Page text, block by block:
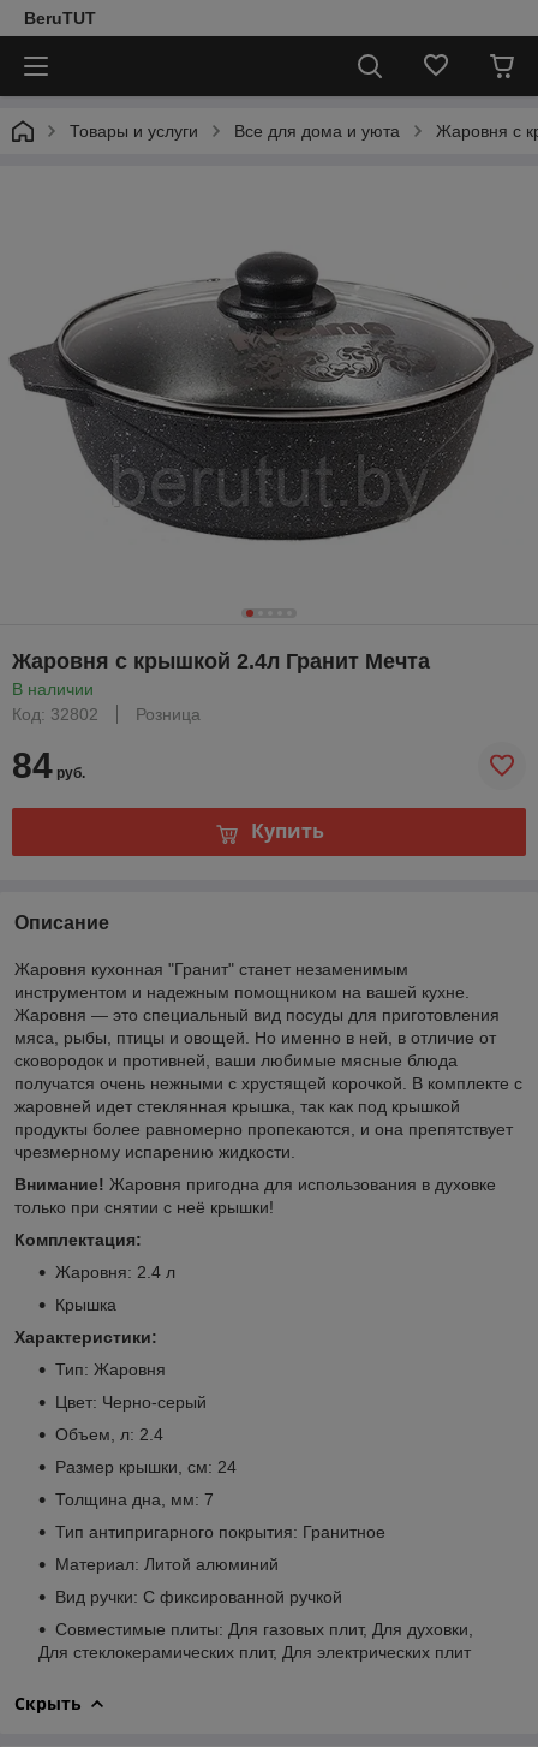
BeruTUT
Товары и услуги Все для дома и уюта Жаровня с
Жаровня с крышкой 2.4л Гранит Мечта
В наличии
Код: 32802
Розница
84 руб.
Купить
Описание
Жаровня кухонная "Гранит" станет незаменимым
инструментом и надежным помощником на вашей кухне.
Жаровня — это специальный вид посуды для приготовления
мяса, рыбы, птицы и овощей. Но именно в ней, в отличие от
сковородок и противней, ваши любимые мясные блюда
получатся очень нежными с хрустящей корочкой. В комплекте с
жаровней идет стеклянная крышка, так как под крышкой
продукты более равномерно пропекаются, и она препятствует
чрезмерному испарению жидкости.
Внимание! Жаровня пригодна для использования в духовке
только при снятии с неё крышки!
Комплектация:
Жаровня: 2.4 л
Крышка
Характеристики:
Тип: Жаровня
Цвет: Черно-серый
Объем, л: 2.4
Размер крышки, см: 24
Толщина дна, мм: 7
Тип антипригарного покрытия: Гранитное
Материал: Литой алюминий
Вид ручки: С фиксированной ручкой
Совместимые плиты: Для газовых плит, Для духовки,
Для стеклокерамических плит, Для электрических плит
Скрыть